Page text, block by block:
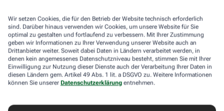
Wir setzen Cookies, die für den Betrieb der Website technisch erforderlich
sind. Darüber hinaus verwenden wir Cookies, um unsere Website für Sie
optimal zu gestalten und fortlaufend zu verbessern. Mit Ihrer Zustimmung
geben wir Informationen zu Ihrer Verwendung unserer Website auch an
Drittanbieter weiter. Soweit dabei Daten in Ländern verarbeitet werden, in
denen kein angemessenes Datenschutzniveau besteht, stimmen Sie mit Ihrer
Einwilligung zur Nutzung dieser Dienste auch der Verarbeitung Ihrer Daten in
diesen Ländern gem. Artikel 49 Abs. 1 lit. a DSGVO zu. Weitere Informationen
können Sie unserer Datenschutzerklärung entnehmen.
Das kann helfen, persönliche Muster zu erkennen und die
Attacken besser zu behandeln, etwa durch den optimalen
Einnahmezeitpunkt von Migräne-Medikamenten. Darüber hinaus
stellt die App viele nützliche Informationen zu Migräne bereit
sowie aktive Verfahren zur Entspannung und Stressbewältigung.
Aimo gesund bewegt: Digitaler Personal
Trainer